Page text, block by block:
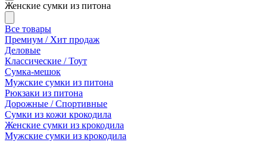
Женские сумки из питона
Все товары
Премиум / Хит продаж
Деловые
Классические / Тоут
Сумка-мешок
Мужские сумки из питона
Рюкзаки из питона
Дорожные / Спортивные
Сумки из кожи крокодила
Женские сумки из крокодила
Мужские сумки из крокодила